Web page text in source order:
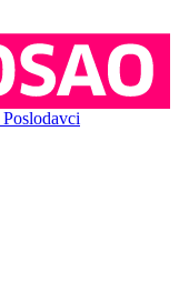
Poslodavci